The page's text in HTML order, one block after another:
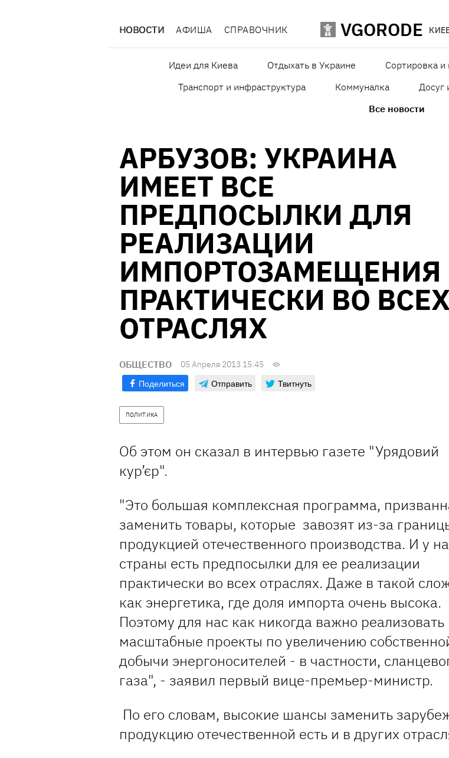
НОВОСТИ АФИША СПРАВОЧНИК VGORODE
Идеи для Киева Отдыхать в Украине Сортировка и
Транспорт и инфраструктура
Коммуналка Досуг
Все новости
АРБУЗОВ: УКРАИНА
ИМЕЕТ ВСЕ
ПРЕДПОСЫЛКИ ДЛЯ
РЕАЛИЗАЦИИ
ИМПОРТОЗАМЕЩЕНИЯ
ПРАКТИЧЕСКИ ВО
ОТРАСЛЯХ
ОБЩЕСТВО 05 Апреля 2013 15:45
Поделиться Отправить Твитнуть
ПОЛИТИКА
Об этом он сказал в интервью газете "Урядовий
кур’єр".
"Это большая комплексная программа,
заменить товары, которые завозят из-за
продукцией отечественного производства. И у
страны есть предпосылки для ее реализации
практически во всех отраслях. Даже в такой
как энергетика, где доля импорта очень высока.
Поэтому для нас как никогда важно реализовать
масштабные проекты по увеличению
добычи энергоносителей - в частности,
газа", - заявил первый вице-премьер-министр.
По его словам, высокие шансы заменить
продукцию отечественной есть и в других